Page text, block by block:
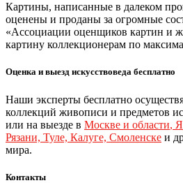
Картины, написанные в далеком
оценены и проданы за огромные
«Ассоциации оценщиков картин и
картину коллекционерам по
Оценка и выезд искусствоведа бесплатно
Наши эксперты бесплатно
коллекций живописи и предметов
или на выезде в Москве и области,
Рязани, Туле, Калуге, Смоленске и
мира.
Контакты